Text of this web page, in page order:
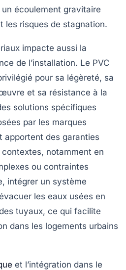
un écoulement gravitaire
les risques de stagnation.
impacte aussi la
de l’installation. Le PVC
pour sa légèreté, sa
et sa résistance à la
solutions spécifiques
par les marques
apportent des garanties
notamment en
ou contraintes
intégrer un système
les eaux usées en
tuyaux, ce qui facilite
dans les logements urbains
et l’intégration dans le